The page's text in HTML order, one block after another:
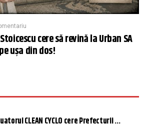
cere să revină la Urban SA
ușa din dos!
CLEAN CYCLO cere Prefecturii ...